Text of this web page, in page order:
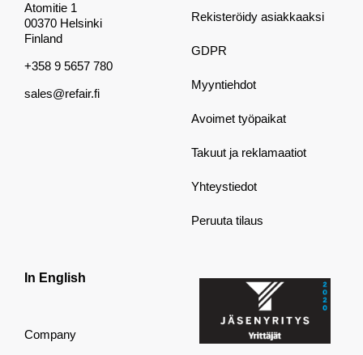
Atomitie 1
00370 Helsinki
Finland
+358 9 5657 780
sales@refair.fi
Rekisteröidy asiakkaaksi
GDPR
Myyntiehdot
Avoimet työpaikat
Takuut ja reklamaatiot
Yhteystiedot
Peruuta tilaus
In English
Company